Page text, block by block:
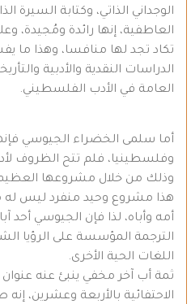
الوجداني الذاتي، وكتابة السيرة
العاطفية، إنها رائدة ومُجيدة،
تكاد تجد لها منافسا، وهذا ما
الدراسات النقدية والأدبية
العامة في الأدب الفلسطيني.
أما سلمى الخضراء الجيوسي
وفلسطينيا، فلم تتح الظروف
وذلك من خلال مشروعها العظيم
هذا مشروع وحيد منفرد ليس له
أمه وأباه، لذا فإن الجيوسي أحد
الترجمة المؤسسة على الرؤيا
اللغات الحية الأخرى.
ثمة أب آخر مخفي ينبئ عنه
الاحتفائية بالأربعة وعشرين، إنه